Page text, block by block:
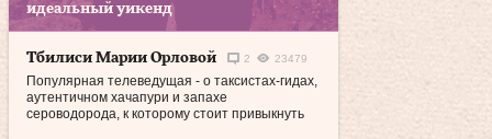
идеальный уикенд
Тбилиси Марии Орловой 2 23479
Популярная телеведущая - о таксистах-гидах,
аутентичном хачапури и запахе
сероводорода, к которому стоит привыкнуть